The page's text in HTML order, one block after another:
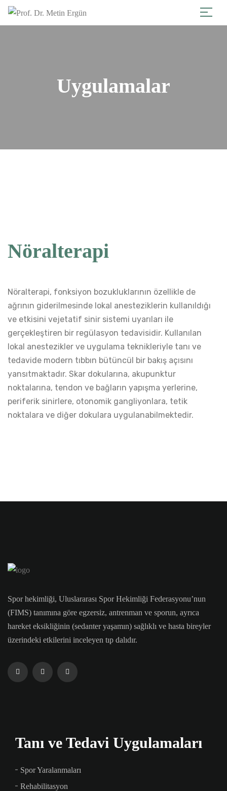
Uygulamalar
Nöralterapi
Nöralterapi, fonksiyon bozukluklarının özellikle de
ağrının giderilmesinde lokal anesteziklerin kullanıldığı
ve etkisini vejetatif sinir sistemi uyarıları ile
gerçekleştiren bir regülasyon tedavisidir. Kullanılan
lokal anestezikler ve uygulama teknikleriyle tanı ve
tedavide modern tıbbın bütüncül bir bakış açısını
yansıtmaktadır. Skar dokularına, akupunktur
noktalarına, tendon ve bağların yapışma yerlerine,
periferik sinirlere, otonomik gangliyonlara, tetik
noktalara ve diğer dokulara uygulanabilmektedir.
Spor hekimliği, Uluslararası Spor Hekimliği Federasyonu’nun
(FIMS) tanımına göre egzersiz, antrenman ve sporun, ayrıca
hareket eksikliğinin (sedanter yaşamın) sağlıklı ve hasta bireyler
üzerindeki etkilerini inceleyen tıp dalıdır.
Tanı ve Tedavi Uygulamaları
Spor Yaralanmaları
Rehabilitasyon